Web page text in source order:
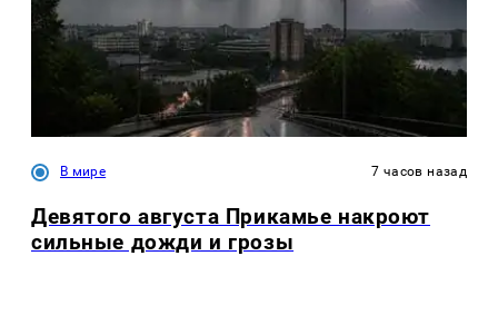
В мире 7 часов назад
Девятого августа Прикамье накроют
сильные дожди и грозы